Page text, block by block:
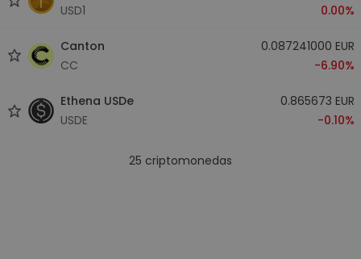
USD1
0.00%
Canton
CC
0.087241000 EUR
-6.90%
Ethena USDe
USDE
0.865673 EUR
-0.10%
25 criptomonedas